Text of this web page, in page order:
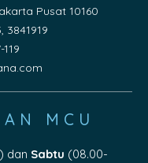
Pusat 10160
3841919
MCU
dan Sabtu (08.00-